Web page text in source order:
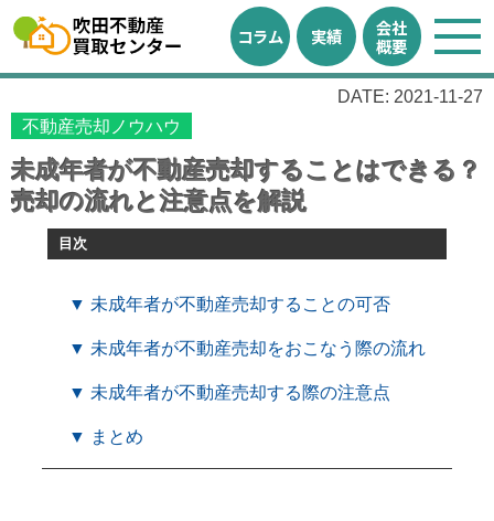
コラム 実績
会社
概要
DATE: 2021-11-27
不動産売却ノウハウ
未成年者が不動産売却することはできる？
売却の流れと注意点を解説
目次
▼ 未成年者が不動産売却することの可否
▼ 未成年者が不動産売却をおこなう際の流れ
▼ 未成年者が不動産売却する際の注意点
▼ まとめ